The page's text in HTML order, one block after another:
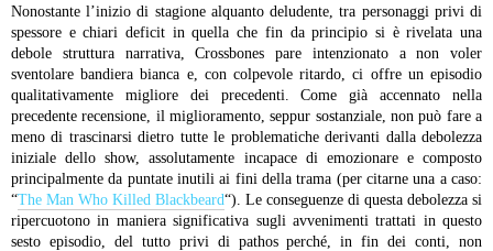
Nonostante l’inizio di stagione alquanto deludente, tra personaggi privi di
spessore e chiari deficit in quella che fin da principio si è rivelata una
debole struttura narrativa, Crossbones pare intenzionato a non voler
sventolare bandiera bianca e, con colpevole ritardo, ci offre un episodio
qualitativamente migliore dei precedenti. Come già accennato nella
precedente recensione, il miglioramento, seppur sostanziale, non può fare a
meno di trascinarsi dietro tutte le problematiche derivanti dalla debolezza
iniziale dello show, assolutamente incapace di emozionare e composto
principalmente da puntate inutili ai fini della trama (per citarne una a caso:
“The Man Who Killed Blackbeard“). Le conseguenze di questa debolezza si
ripercuotono in maniera significativa sugli avvenimenti trattati in questo
sesto episodio, del tutto privi di pathos perché, in fin dei conti, non